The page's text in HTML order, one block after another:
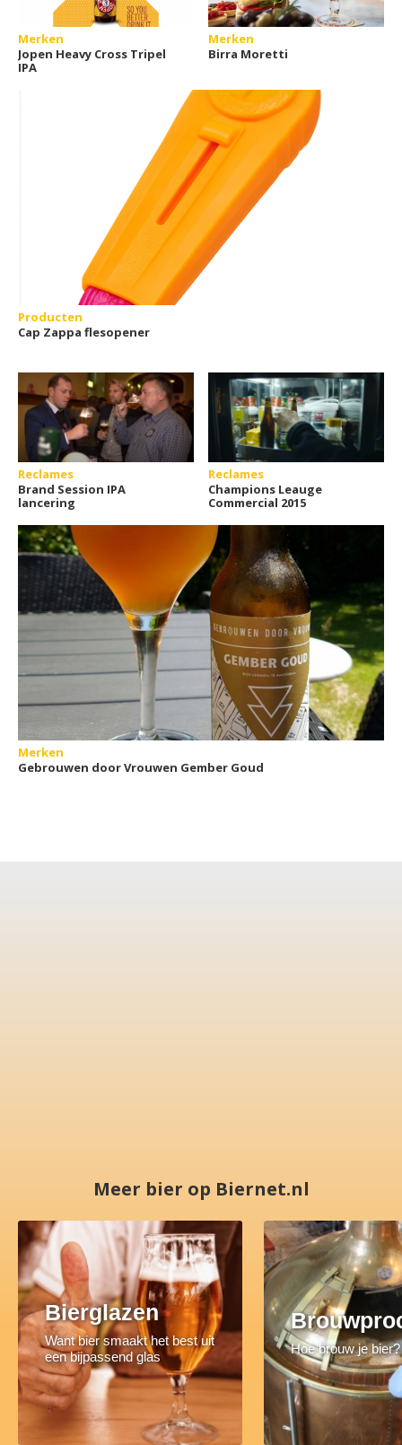
Merken
Jopen Heavy Cross Tripel
IPA
Merken
Birra Moretti
Producten
Cap Zappa flesopener
Reclames
Brand Session IPA
lancering
Reclames
Champions Leauge
Commercial 2015
Merken
Gebrouwen door Vrouwen Gember Goud
Meer bier op Biernet.nl
Bierglazen
Want bier smaakt het best uit
een bijpassend glas
Hoe brouw je bier?